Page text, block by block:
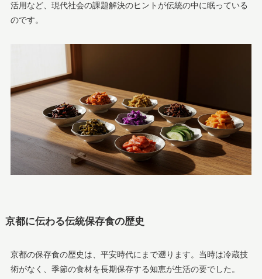
活用など、現代社会の課題解決のヒントが伝統の中に眠っている
のです。
京都に伝わる伝統保存食の歴史
京都の保存食の歴史は、平安時代にまで遡ります。当時は冷蔵技
術がなく、季節の食材を長期保存する知恵が生活の要でした。